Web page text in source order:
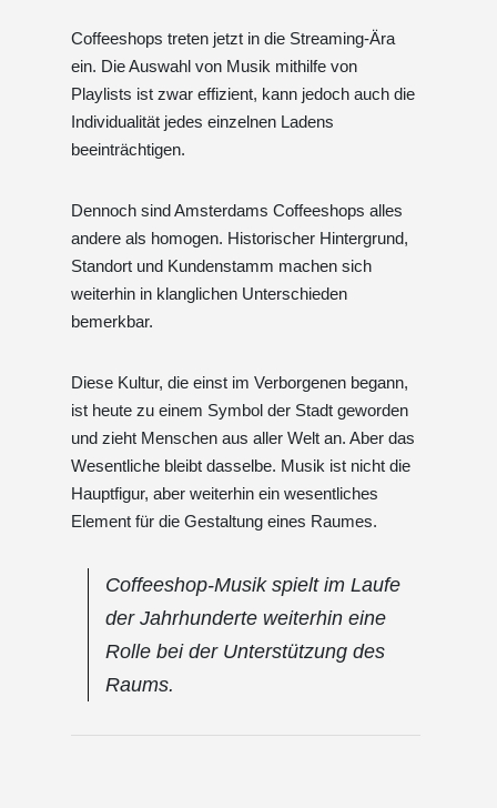
Coffeeshops treten jetzt in die Streaming-Ära
ein. Die Auswahl von Musik mithilfe von
Playlists ist zwar effizient, kann jedoch auch die
Individualität jedes einzelnen Ladens
beeinträchtigen.
Dennoch sind Amsterdams Coffeeshops alles
andere als homogen. Historischer Hintergrund,
Standort und Kundenstamm machen sich
weiterhin in klanglichen Unterschieden
bemerkbar.
Diese Kultur, die einst im Verborgenen begann,
ist heute zu einem Symbol der Stadt geworden
und zieht Menschen aus aller Welt an. Aber das
Wesentliche bleibt dasselbe. Musik ist nicht die
Hauptfigur, aber weiterhin ein wesentliches
Element für die Gestaltung eines Raumes.
Coffeeshop-Musik spielt im Laufe
der Jahrhunderte weiterhin eine
Rolle bei der Unterstützung des
Raums.